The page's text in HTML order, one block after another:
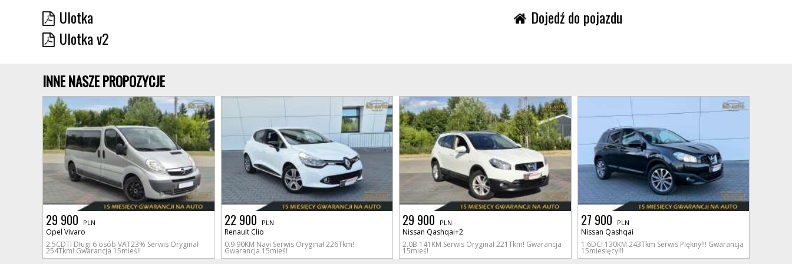
Ulotka
Ulotka v2
Dojedź do pojazdu
INNE NASZE PROPOZYCJE
29 900 PLN
Opel Vivaro
2.5CDTI Długi 6 osób VAT23% Serwis Oryginał
254Tkm! Gwarancja 15mieś!!
22 900 PLN
Renault Clio
0.9 90KM Navi Serwis Oryginał 226Tkm!
Gwarancja 15mieś!
29 900 PLN
Nissan Qashqai+2
2.0B 141KM Serwis Oryginał 221Tkm! Gwarancja
15mieś!
27 900 PLN
Nissan Qashqai
1.6DCI 130KM 243Tkm Serwis Piękny!!! Gwarancja
15miesięcy!!!